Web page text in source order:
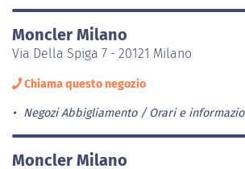
Moncler Milano
Via Della Spiga 7 - 20121 Milano
Chiama questo negozio
Negozi Abbigliamento Orari e
Moncler Milano